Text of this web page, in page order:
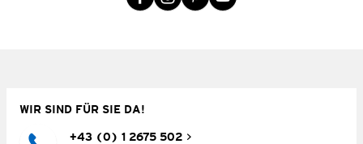
WIR SIND FÜR SIE DA!
+43 (0) 1 2675 502